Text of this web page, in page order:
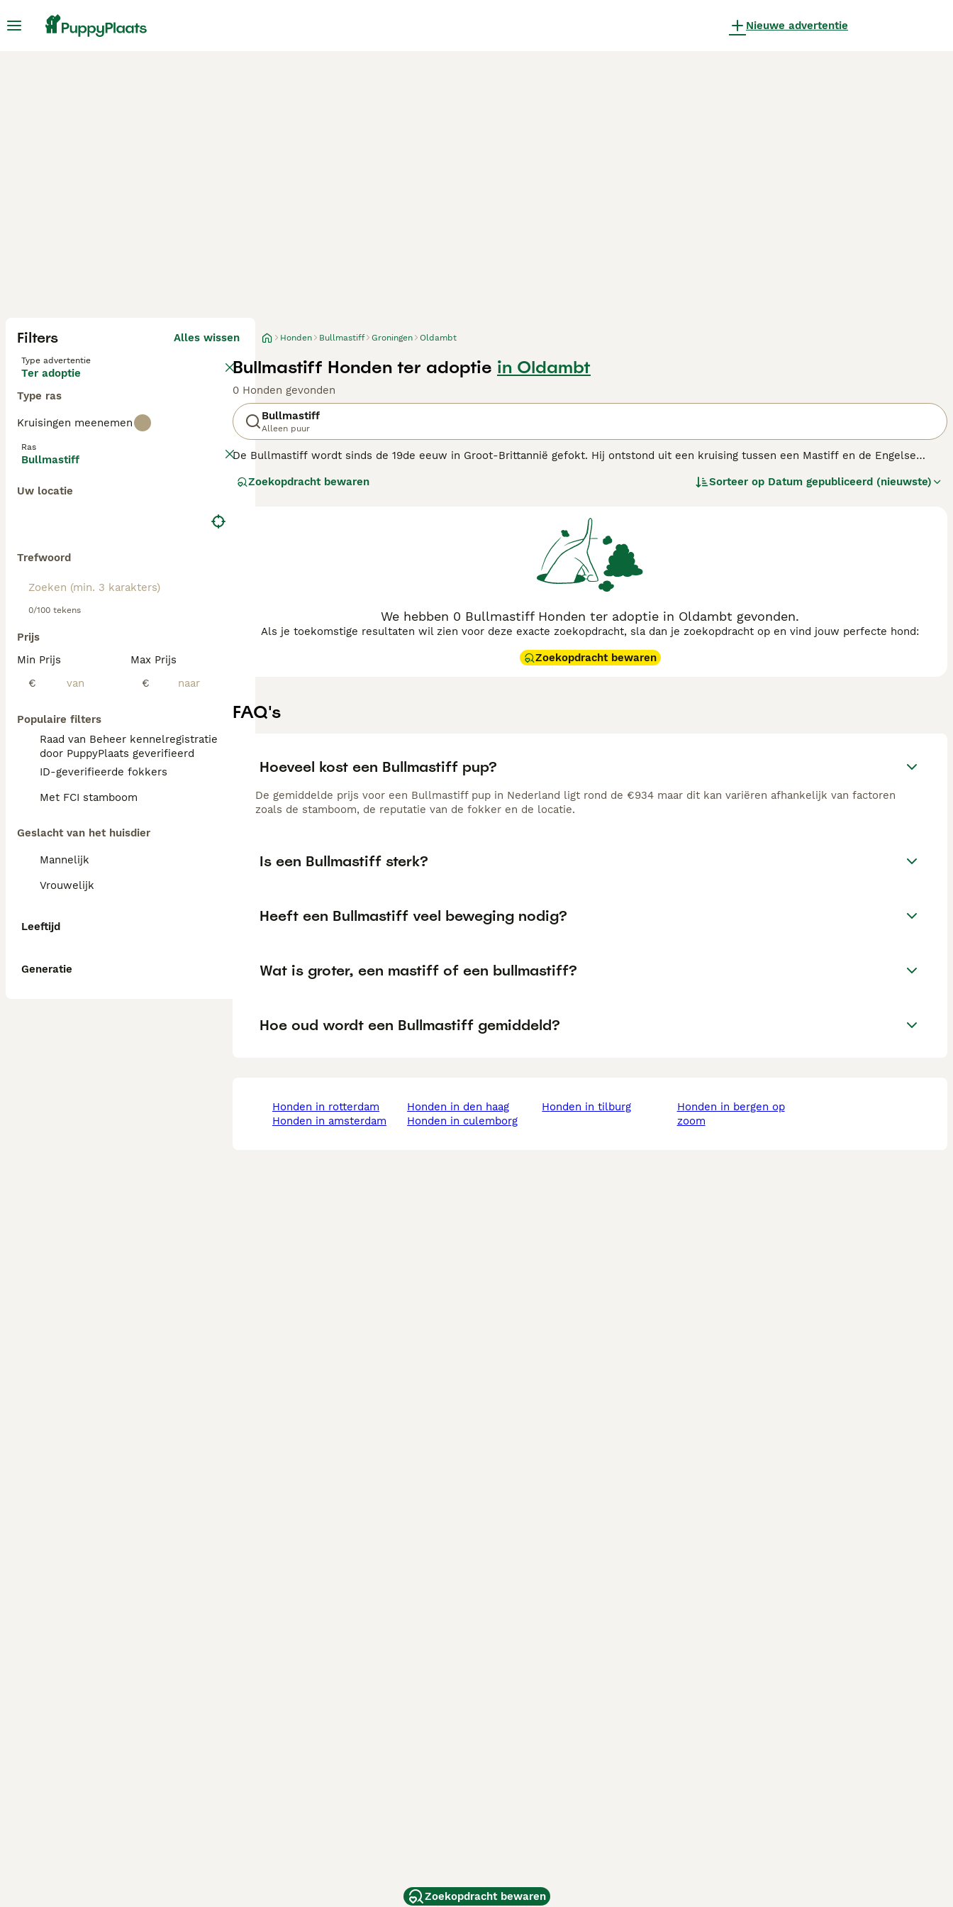
Nieuwe advertentie
Filters Alles wissen
Type advertentie
Ter adoptie
Type ras
Kruisingen meenemen
Ras
Bullmastiff
Uw locatie
Trefwoord
0/100 tekens
Prijs
Min Prijs
€
Max Prijs
€
Populaire filters
Raad van Beheer kennelregistratie
door PuppyPlaats geverifieerd
ID-geverifieerde fokkers
Met FCI stamboom
Geslacht van het huisdier
Mannelijk
Vrouwelijk
Leeftijd
Generatie
Honden Bullmastiff Groningen Oldambt
Bullmastiff Honden ter adoptie in Oldambt
0 Honden gevonden
Bullmastiff
Alleen puur
De Bullmastiff wordt sinds de 19de eeuw in Groot-Brittannië gefokt. Hij ontstond uit een kruising tussen een Mastiff en de Engelse
gezelschapshonden geworden. Ze staan bekend als temperamentvol, intelligent en alert en worden snel loyale familieleden.
Zoekopdracht bewaren Sorteer op Datum gepubliceerd (nieuwste)
We hebben 0 Bullmastiff Honden ter adoptie in Oldambt gevonden.
Als je toekomstige resultaten wil zien voor deze exacte zoekopdracht, sla dan je zoekopdracht op en vind jouw perfecte hond:
Zoekopdracht bewaren
FAQ's
Hoeveel kost een Bullmastiff pup?
De gemiddelde prijs voor een Bullmastiff pup in Nederland ligt rond de €934 maar dit kan variëren afhankelijk van factoren
zoals de stamboom, de reputatie van de fokker en de locatie.
Is een Bullmastiff sterk?
Heeft een Bullmastiff veel beweging nodig?
Wat is groter, een mastiff of een bullmastiff?
Hoe oud wordt een Bullmastiff gemiddeld?
honden in rotterdam
honden in amsterdam
honden in den haag
honden in culemborg
honden in tilburg
honden in bergen op
zoom
Zoekopdracht bewaren